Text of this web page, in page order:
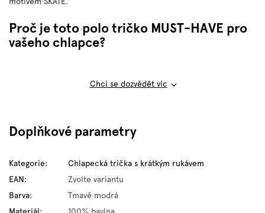
Proč je toto polo tričko MUST-HAVE pro
vašeho chlapce?
Chci se dozvědět víc
Doplňkové parametry
Kategorie:
Chlapecká trička s krátkým rukávem
EAN:
Zvolte variantu
Barva:
Tmavě modrá